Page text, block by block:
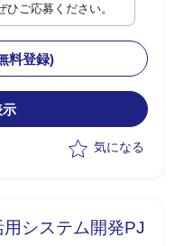
/発注/契約などの各種手
者と連携したスムーズな
ひご応募ください。
料登録)
気になる
システム開発PJ